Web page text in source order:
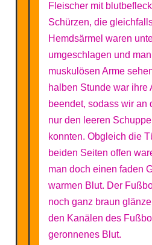
Fleischer mit
Schürzen, die
Hemdsärmel waren
umgeschlagen und
muskulösen Arme
halben Stunde war ihre
beendet, sodass wir an
nur den leeren
konnten. Obgleich die
beiden Seiten offen
man doch einen faden
warmen Blut. Der
noch ganz braun
den Kanälen des
geronnenes Blut.